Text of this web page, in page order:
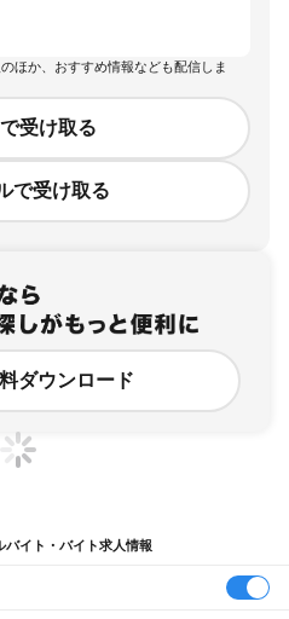
ほか、おすすめ情報なども配信しま
受け取る
で受け取る
ダウンロード
イト・バイト求人情報